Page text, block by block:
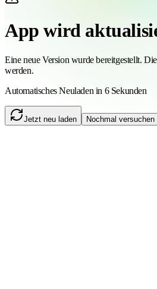
App wird
Eine neue Version wurde bereitgestellt.
werden.
Automatisches Neuladen in 6 Sekunden
Jetzt neu laden Nochmal versuchen